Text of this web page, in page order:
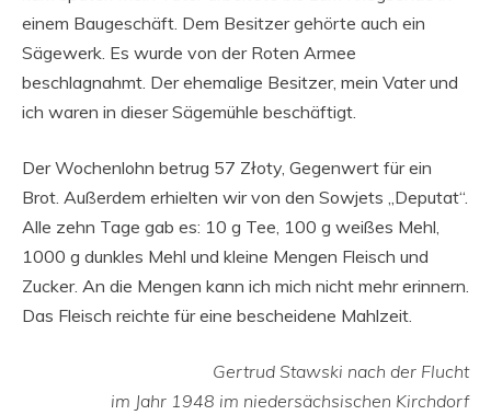
einem Baugeschäft. Dem Besitzer gehörte auch ein
Sägewerk. Es wurde von der Roten Armee
beschlagnahmt. Der ehemalige Besitzer, mein Vater und
ich waren in dieser Sägemühle beschäftigt.
Der Wochenlohn betrug 57 Złoty, Gegenwert für ein
Brot. Außerdem erhielten wir von den Sowjets „Deputat“.
Alle zehn Tage gab es: 10 g Tee, 100 g weißes Mehl,
1000 g dunkles Mehl und kleine Mengen Fleisch und
Zucker. An die Mengen kann ich mich nicht mehr erinnern.
Das Fleisch reichte für eine bescheidene Mahlzeit.
Gertrud Stawski nach der Flucht
im Jahr 1948 im niedersächsischen Kirchdorf